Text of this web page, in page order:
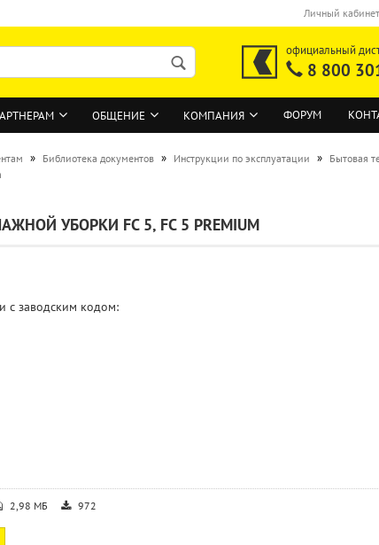
Личный кабинет
официальный
8 800
ОБЩЕНИЕ КОМПАНИЯ ФОРУМ
» Библиотека документов » Инструкции по эксплуатации » Бытовая
УБОРКИ FC 5, FC 5 PREMIUM
с заводским кодом:
2,98 МБ 972